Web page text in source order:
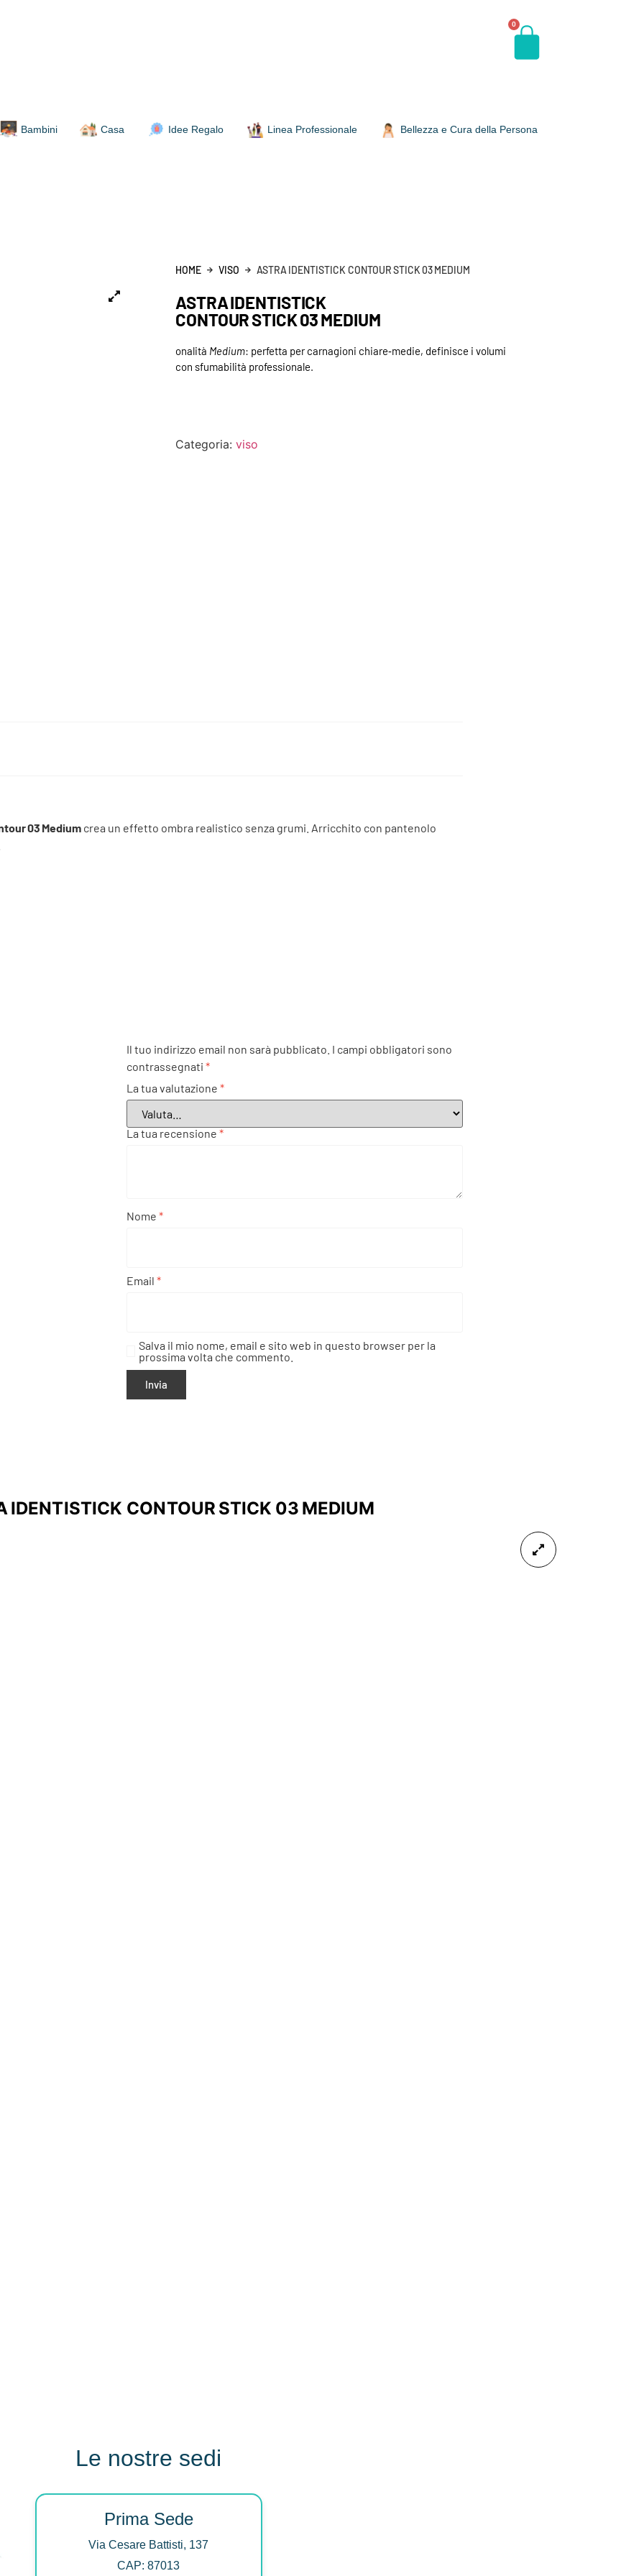
0
Bambini Casa Idee Regalo Linea Professionale Bellezza e Cura della Persona
HOME VISO ASTRA IDENTISTICK CONTOUR STICK 03 MEDIUM
ASTRA IDENTISTICK
CONTOUR STICK 03 MEDIUM
onalità Medium: perfetta per carnagioni chiare‑medie, definisce i volumi
con sfumabilità professionale.
Categoria: viso
03 Medium crea un effetto ombra realistico senza grumi. Arricchito con pantenolo
Il tuo indirizzo email non sarà pubblicato. I campi obbligatori sono
contrassegnati *
La tua valutazione *
La tua recensione *
Nome *
Email *
Salva il mio nome, email e sito web in questo browser per la
prossima volta che commento.
IDENTISTICK CONTOUR STICK 03 MEDIUM
Le nostre sedi
Prima Sede
Via Cesare Battisti, 137
CAP: 87013